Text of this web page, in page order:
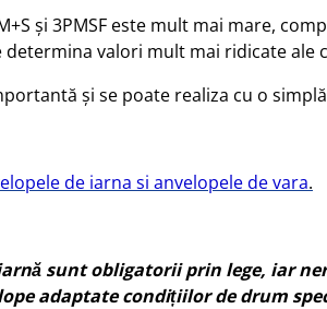
și 3PMSF este mult mai mare,
valori mult mai ridicate ale
și se poate realiza cu o simplă
de iarna si anvelopele de vara.
sunt obligatorii prin lege, iar
adaptate condițiilor de drum